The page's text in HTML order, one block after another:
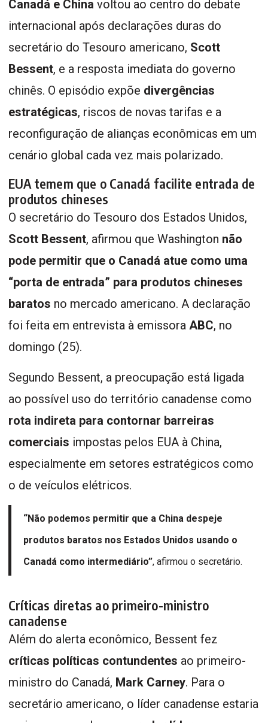
Canadá e China voltou ao centro do debate
internacional após declarações duras do
secretário do Tesouro americano, Scott
Bessent, e a resposta imediata do governo
chinês. O episódio expõe divergências
estratégicas, riscos de novas tarifas e a
reconfiguração de alianças econômicas em um
cenário global cada vez mais polarizado.
EUA temem que o Canadá facilite entrada de
produtos chineses
O secretário do Tesouro dos Estados Unidos,
Scott Bessent, afirmou que Washington não
pode permitir que o Canadá atue como uma
“porta de entrada” para produtos chineses
baratos no mercado americano. A declaração
foi feita em entrevista à emissora ABC, no
domingo (25).
Segundo Bessent, a preocupação está ligada
ao possível uso do território canadense como
rota indireta para contornar barreiras
comerciais impostas pelos EUA à China,
especialmente em setores estratégicos como
o de veículos elétricos.
“Não podemos permitir que a China despeje
produtos baratos nos Estados Unidos usando o
Canadá como intermediário”, afirmou o secretário.
Críticas diretas ao primeiro-ministro
canadense
Além do alerta econômico, Bessent fez
críticas políticas contundentes ao primeiro-
ministro do Canadá, Mark Carney. Para o
secretário americano, o líder canadense estaria